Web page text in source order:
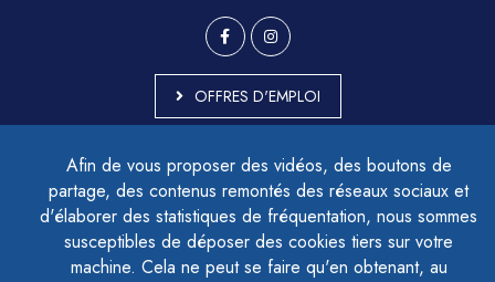
Afin de vous proposer des vidéos, des boutons de
partage, des contenus remontés des réseaux sociaux et
d'élaborer des statistiques de fréquentation, nous sommes
susceptibles de déposer des cookies tiers sur votre
machine. Cela ne peut se faire qu'en obtenant, au
OFFRES D'EMPLOI
ACCESSIBILITÉ - PARTIELLEMENT CONFORME
PLAN DU SITE
MENTIONS LÉGALES
CONTACTER LE DÉLÉGUÉ À LA PROTECTION DES DONNÉES
GESTION DES COOKIES